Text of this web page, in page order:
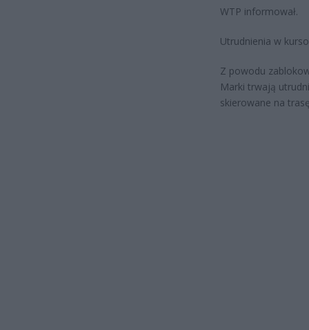
WTP informował.
Utrudnienia w
Z powodu
Marki trwają
skierowane na